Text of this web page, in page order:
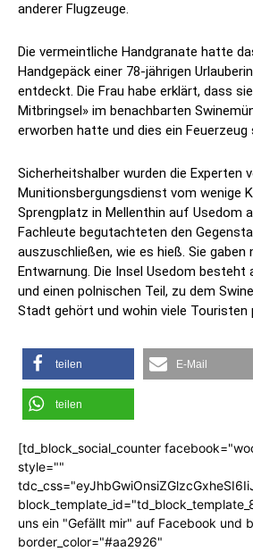
anderer Flugzeuge.
Die vermeintliche Handgranate hatte
Handgepäck einer 78-jährigen
entdeckt. Die Frau habe erklärt, dass
Mitbringsel» im benachbarten
erworben hatte und dies ein Feuerzeug
Sicherheitshalber wurden die Experten
Munitionsbergungsdienst vom wenige
Sprengplatz in Mellenthin auf Usedom
Fachleute begutachteten den
auszuschließen, wie es hieß. Sie gaben
Entwarnung. Die Insel Usedom besteht
und einen polnischen Teil, zu dem
Stadt gehört und wohin viele Touristen
teilen E-Mail
teilen
[td_block_social_counter
style=""
uns ein "Gefällt mir" auf Facebook und
border_color="#aa2926"